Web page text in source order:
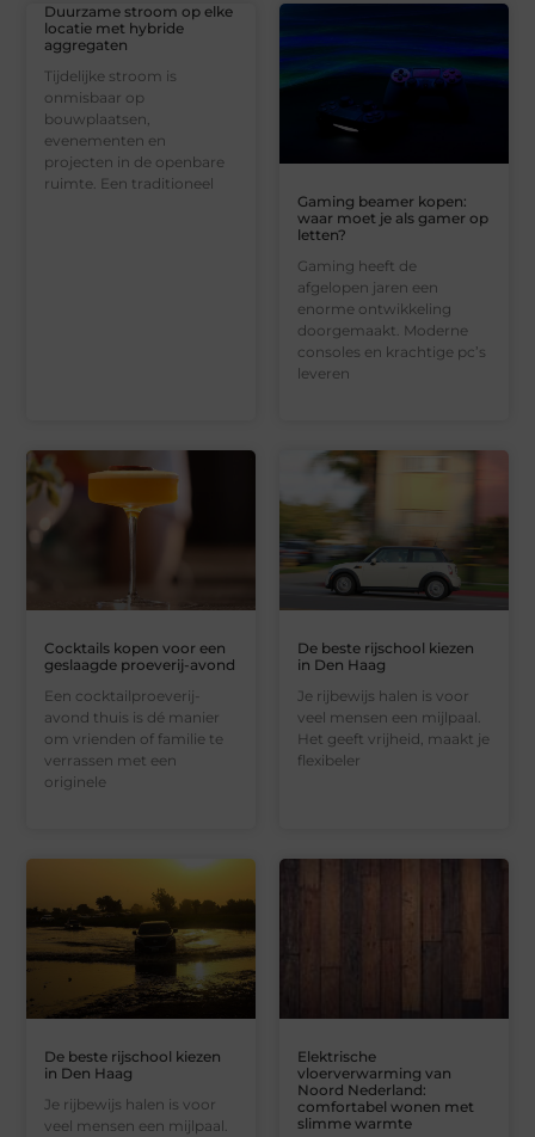
Duurzame stroom op elke
locatie met hybride
aggregaten
Tijdelijke stroom is
onmisbaar op
bouwplaatsen,
evenementen en
projecten in de openbare
ruimte. Een traditioneel
Gaming beamer kopen:
waar moet je als gamer op
letten?
Gaming heeft de
afgelopen jaren een
enorme ontwikkeling
doorgemaakt. Moderne
consoles en krachtige pc’s
leveren
Cocktails kopen voor een
geslaagde proeverij-avond
Een cocktailproeverij-
avond thuis is dé manier
om vrienden of familie te
verrassen met een
originele
De beste rijschool kiezen
in Den Haag
Je rijbewijs halen is voor
veel mensen een mijlpaal.
Het geeft vrijheid, maakt je
flexibeler
De beste rijschool kiezen
in Den Haag
Je rijbewijs halen is voor
veel mensen een mijlpaal.
Elektrische
vloerverwarming van
Noord Nederland:
comfortabel wonen met
slimme warmte